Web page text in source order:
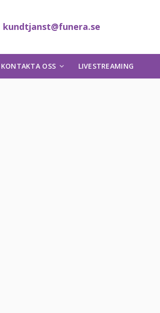
kundtjanst@funera.se
KONTAKTA OSS LIVESTREAMING